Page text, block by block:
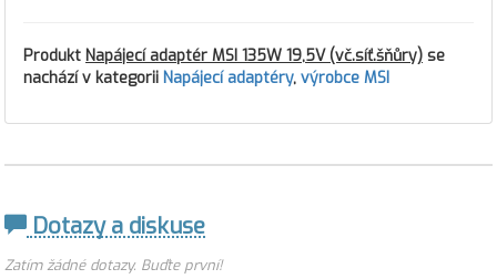
Produkt Napájecí adaptér MSI 135W 19,5V (vč.síť.šňůry) se
nachází v kategorii Napájecí adaptéry, výrobce MSI
Dotazy a diskuse
Zatím žádné dotazy. Buďte první!